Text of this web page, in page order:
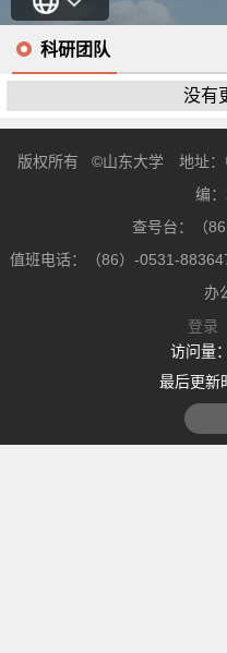
科研团队
没有
版权所有 ©山东大学 地址：
编
查号台：（
值班电话：（86）-0531-
登录
访问量：
最后更新